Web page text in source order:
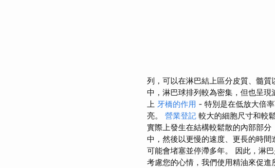
列，可以在淋巴結上區分皮質、髓質
中，淋巴球排列較為密集，但也呈現
上 牙橋的作用 - 特別是在低放大倍
亮。 營業登記 較大的細胞尺寸和較
實際上發生在結構較鬆散的內部部
中，然後以更慢的速度、更長的時
可能會堵塞並停滯多年。 因此，淋
考慮您的心情，我們使用精油來促